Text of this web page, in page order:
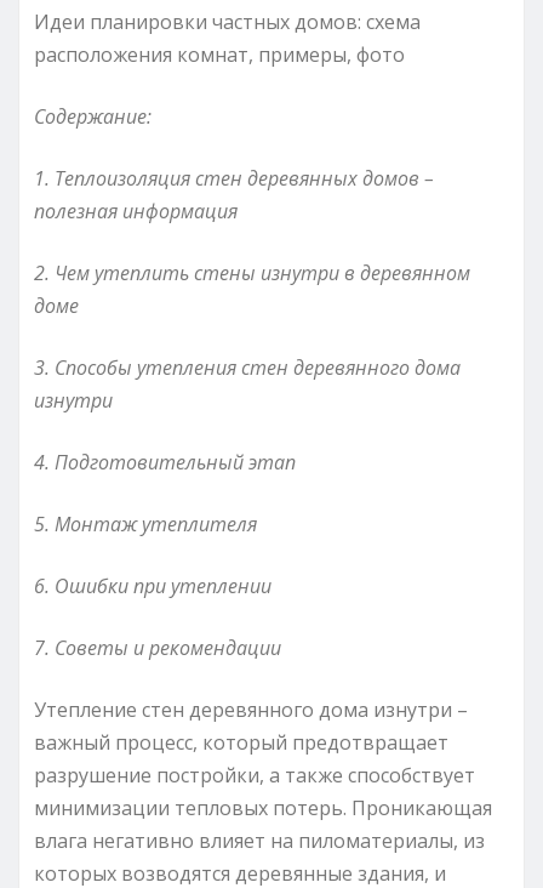
Идеи планировки частных домов: схема
расположения комнат, примеры, фото
Содержание:
1. Теплоизоляция стен деревянных домов –
полезная информация
2. Чем утеплить стены изнутри в деревянном
доме
3. Способы утепления стен деревянного дома
изнутри
4. Подготовительный этап
5. Монтаж утеплителя
6. Ошибки при утеплении
7. Советы и рекомендации
Утепление стен деревянного дома изнутри –
важный процесс, который предотвращает
разрушение постройки, а также способствует
минимизации тепловых потерь. Проникающая
влага негативно влияет на пиломатериалы, из
которых возводятся деревянные здания, и